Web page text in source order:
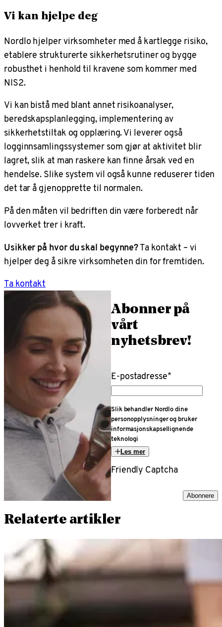
Vi kan hjelpe deg
Nordlo hjelper virksomheter med å kartlegge risiko,
etablere strukturerte sikkerhetsrutiner og bygge
robusthet i henhold til kravene som kommer med
NIS2.
Vi kan bistå med blant annet risikoanalyser,
beredskapsplanlegging, implementering av
sikkerhetstiltak og opplæring. Vi leverer også
logginnsamlingssystemer som gjør at aktivitet blir
lagret, slik at man raskere kan finne årsak ved en
hendelse. Slike system vil også kunne reduserer tiden
det tar å gjenopprette til normalen.
På den måten vil bedriften din være forberedt når
lovverket trer i kraft.
Usikker på hvor du skal begynne?Ta kontakt – vi
hjelper deg å sikre virksomheten din for fremtiden.
Ta kontakt
Abonner på
vårt
nyhetsbrev!
E-postadresse*
Slik behandler Nordlo dine
personopplysninger og bruker
informasjonskapsellignende
teknologi
Les mer
Friendly Captcha
Abonnere
Relaterte artikler